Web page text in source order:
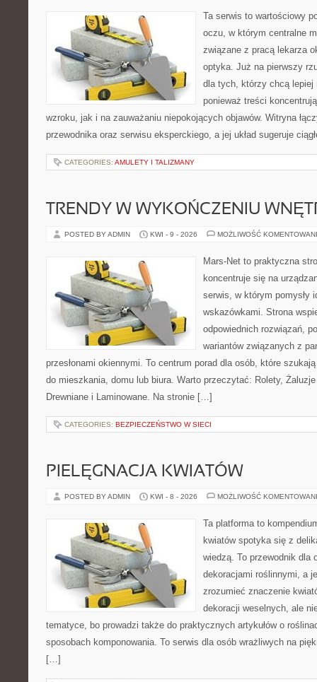
Ta serwis to wartościowy
oczu, w którym centralne
związane z pracą lekarza
optyka. Już na pierwszy
dla tych, którzy chcą lepiej
ponieważ treści
wzroku, jak i na zauważaniu niepokojących objawów. Witryna
przewodnika oraz serwisu eksperckiego, a jej układ sugeruje
CATEGORIES: AMULETY I TALIZMANY
TRENDY W WYKOŃCZENIU
POSTED BY ADMIN KWI - 9 - 2026 MOŻLIWOŚĆ
Mars-Net to praktyczna
koncentruje się na
serwis, w którym pomysły
wskazówkami. Strona
odpowiednich rozwiązań,
wariantów związanych z
przesłonami okiennymi. To centrum porad dla osób, które
do mieszkania, domu lub biura. Warto przeczytać: Rolety, Żaluzje
Drewniane i Laminowane. Na stronie […]
CATEGORIES: BEZPIECZEŃSTWO W SIECI
PIELĘGNACJA KWIATÓW
POSTED BY ADMIN KWI - 8 - 2026 MOŻLIWOŚĆ
Ta platforma to
kwiatów spotyka się z
wiedzą. To przewodnik dla
dekoracjami roślinnymi, a
zrozumieć znaczenie
dekoracji weselnych, ale
tematyce, bo prowadzi także do praktycznych artykułów o
sposobach komponowania. To serwis dla osób wrażliwych na
[…]